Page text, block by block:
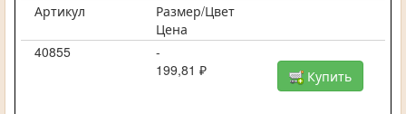
Артикул
Размер/Цвет
Цена
40855
-
199,81 ₽
Купить